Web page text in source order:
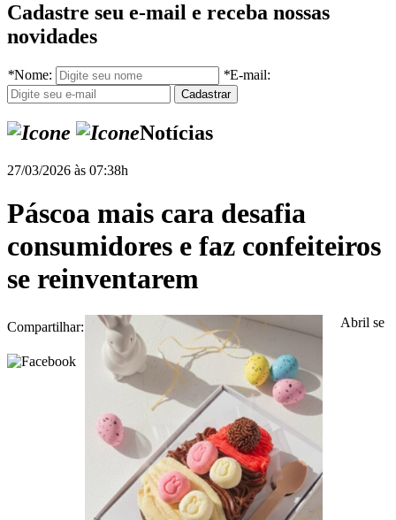
Cadastre seu e-mail e receba nossas
novidades
*Nome: *E-mail:
Notícias
27/03/2026 às 07:38h
Páscoa mais cara desafia
consumidores e faz confeiteiros
se reinventarem
Compartilhar: Abril se